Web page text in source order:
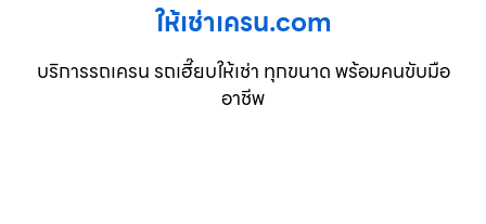
ให้เช่าเครน.com
บริการรถเครน รถเฮี๊ยบให้เช่า ทุกขนาด พร้อมคนขับมือ
อาชีพ